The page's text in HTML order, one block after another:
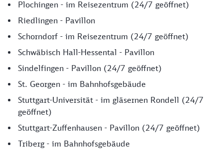
Plochingen - im Reisezentrum (24/7 geöffnet)
Riedlingen - Pavillon
Schorndorf - im Reisezentrum (24/7 geöffnet)
Schwäbisch Hall-Hessental - Pavillon
Sindelfingen - Pavillon (24/7 geöffnet)
St. Georgen - im Bahnhofsgebäude
Stuttgart-Universität - im gläsernen Rondell (24/7
geöffnet)
Stuttgart-Zuffenhausen - Pavillon (24/7 geöffnet)
Triberg - im Bahnhofsgebäude